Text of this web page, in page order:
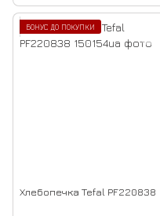
БОНУС ДО ПОКУПКИ
Хлебопечка Tefal PF220838